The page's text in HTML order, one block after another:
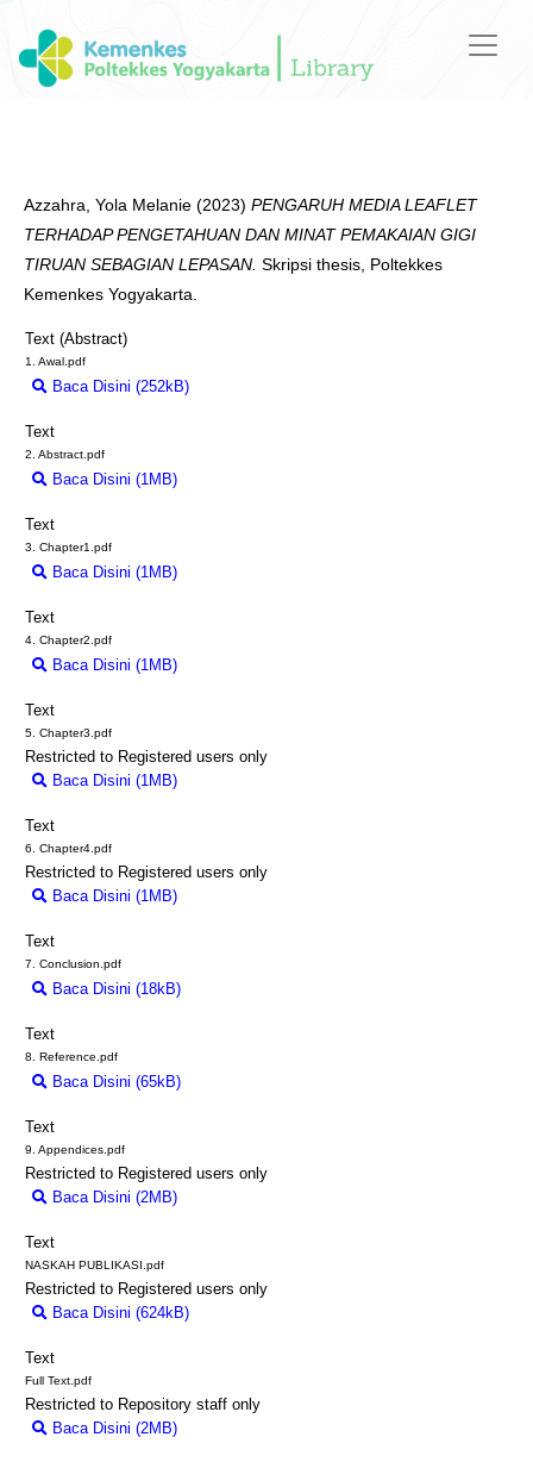
Azzahra, Yola Melanie (2023) PENGARUH MEDIA LEAFLET
TERHADAP PENGETAHUAN DAN MINAT PEMAKAIAN GIGI
TIRUAN SEBAGIAN LEPASAN. Skripsi thesis, Poltekkes
Kemenkes Yogyakarta.
Text (Abstract)
1. Awal.pdf
Baca Disini (252kB)
Text
2. Abstract.pdf
Baca Disini (1MB)
Text
3. Chapter1.pdf
Baca Disini (1MB)
Text
4. Chapter2.pdf
Baca Disini (1MB)
Text
5. Chapter3.pdf
Restricted to Registered users only
Baca Disini (1MB)
Text
6. Chapter4.pdf
Restricted to Registered users only
Baca Disini (1MB)
Text
7. Conclusion.pdf
Baca Disini (18kB)
Text
8. Reference.pdf
Baca Disini (65kB)
Text
9. Appendices.pdf
Restricted to Registered users only
Baca Disini (2MB)
Text
NASKAH PUBLIKASI.pdf
Restricted to Registered users only
Baca Disini (624kB)
Text
Full Text.pdf
Restricted to Repository staff only
Baca Disini (2MB)